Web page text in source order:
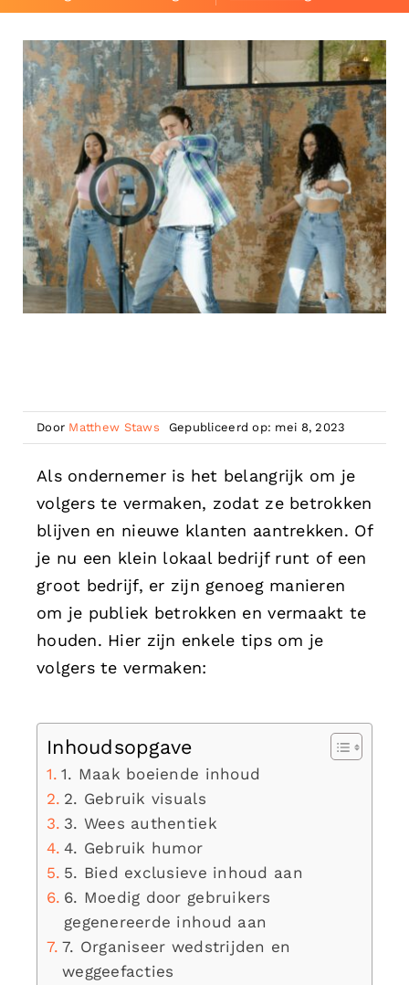
Door Matthew Staws Gepubliceerd op: mei 8, 2023
Als ondernemer is het belangrijk om je
volgers te vermaken, zodat ze betrokken
blijven en nieuwe klanten aantrekken. Of
je nu een klein lokaal bedrijf runt of een
groot bedrijf, er zijn genoeg manieren
om je publiek betrokken en vermaakt te
houden. Hier zijn enkele tips om je
volgers te vermaken:
Inhoudsopgave
1. Maak boeiende inhoud
2. Gebruik visuals
3. Wees authentiek
4. Gebruik humor
5. Bied exclusieve inhoud aan
6. Moedig door gebruikers
gegenereerde inhoud aan
7. Organiseer wedstrijden en
weggeefacties